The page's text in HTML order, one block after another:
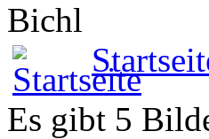
Bichl
Es gibt 5